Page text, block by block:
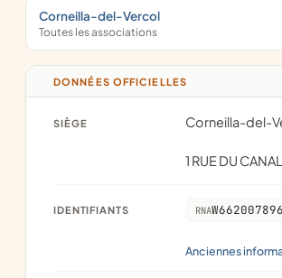
Corneilla-del-Vercol
Toutes les associations
DONNÉES OFFICIELLES
SIÈGE Corneilla-del-
1 RUE DU
IDENTIFIANTS RNAW662007896
Anciennes